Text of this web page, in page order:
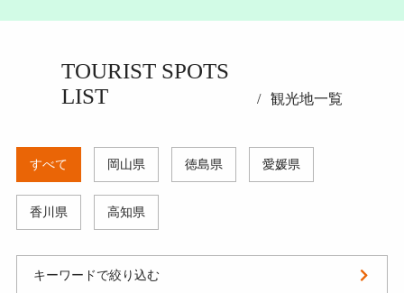
TOURIST SPOTS
LIST
観光地一覧
すべて 岡山県 徳島県 愛媛県
香川県 高知県
キーワードで絞り込む